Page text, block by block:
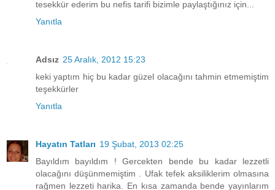
tesekkür ederim bu nefis tarifi bizimle paylaştığınız için...
Yanıtla
Adsız 25 Aralık, 2012 15:23
keki yaptım hiç bu kadar güzel olacağını tahmin etmemiştim
teşekkürler
Yanıtla
Hayatın Tatları 19 Şubat, 2013 02:25
Bayıldım bayıldım ! Gercekten bende bu kadar lezzetli
olacağını düşünmemiştim . Ufak tefek aksiliklerim olmasına
rağmen lezzeti harika. En kısa zamanda bende yayınlarım